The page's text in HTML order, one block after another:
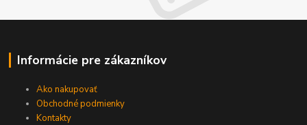
Informácie pre zákazníkov
Ako nakupovať
Obchodné podmienky
Kontakty